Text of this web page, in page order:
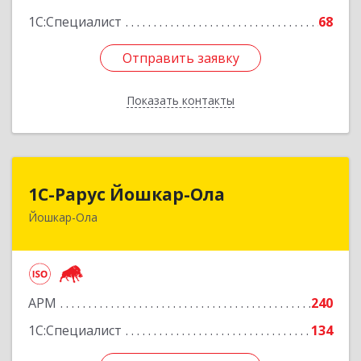
1С:Специалист
68
Отправить заявку
Показать контакты
Отправить заявку
Назад
1С-Рарус Йошкар-Ола
Йошкар-Ола
АРМ
240
1С:Специалист
134
424004, Марий Эл Респ, Йошкар-Ола г, Волкова